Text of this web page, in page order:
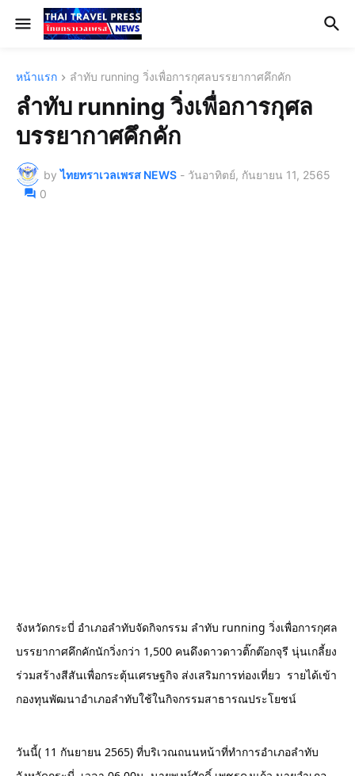
หน้าแรก ลำทับ running วิ่งเพื่อการกุศลบรรยากาศคึกคัก
ลำทับ running วิ่งเพื่อการกุศล
บรรยากาศคึกคัก
by ไทยทราเวลเพรส NEWS - วันอาทิตย์, กันยายน 11, 2565
0
จังหวัดกระบี่ อำเภอลำทับจัดกิจกรรม ลำทับ running วิ่งเพื่อการกุศล
บรรยากาศคึกคักนักวิ่งกว่า 1,500 คนดึงดาวดาวติ๊กต๊อกจุรี นุ่นเกลี้ยง
ร่วมสร้างสีสันเพื่อกระตุ้นเศรษฐกิจ ส่งเสริมการท่องเที่ยว  รายได้เข้า
กองทุนพัฒนาอำเภอลำทับใช้ในกิจกรรมสาธารณประโยชน์
วันนี้( 11 กันยายน 2565) ที่บริเวณถนนหน้าที่ทำการอำเภอลำทับ